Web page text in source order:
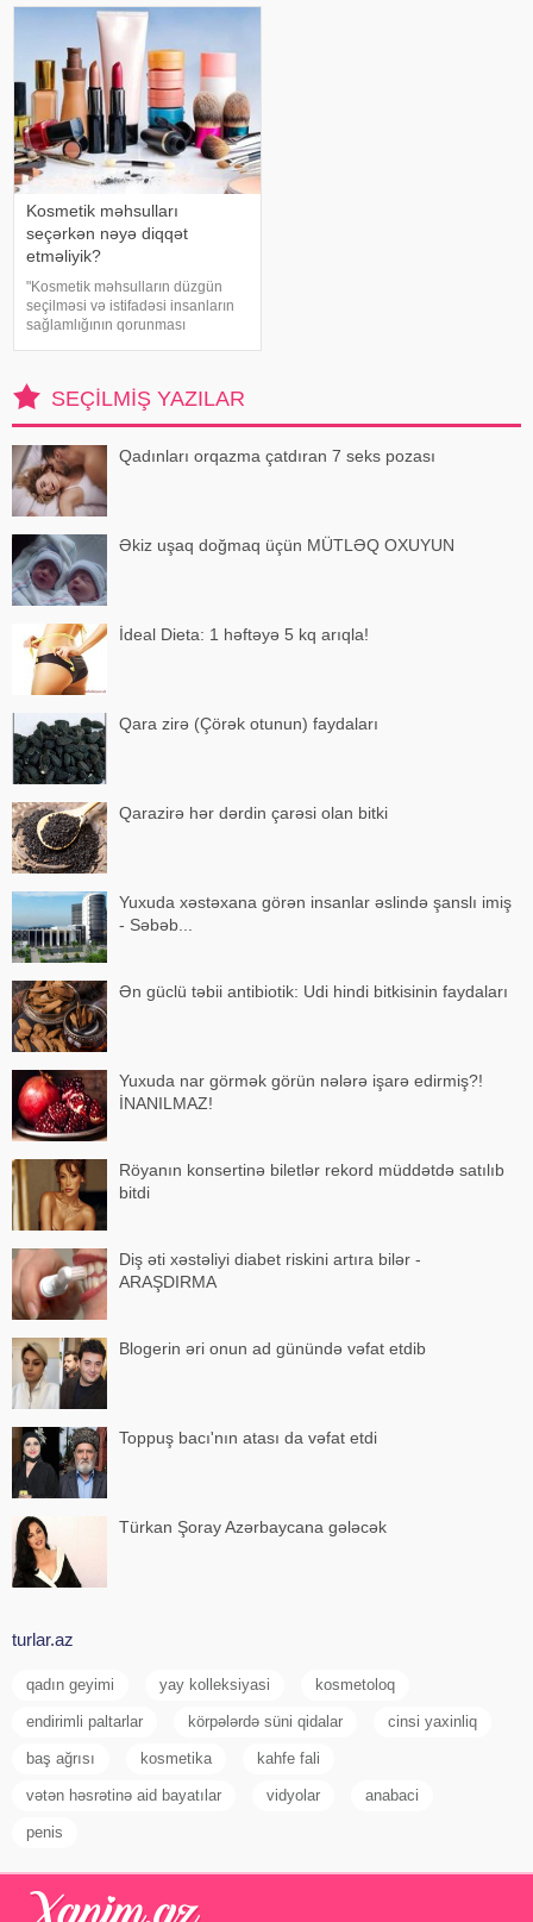
qan azlığı, qalxanabənzər vəz
xəstəlikləri, şəkərl
Kosmetik məhsulları
seçərkən nəyə diqqət
etməliyik?
"Kosmetik məhsulların düzgün
seçilməsi və istifadəsi insanların
sağlamlığının qorunması
Səhiyyə Nazirliyinin rəsmi
"Instagram" hesabınd
SEÇILMIŞ YAZILAR
Qadınları orqazma çatdıran 7 seks pozası
Əkiz uşaq doğmaq üçün MÜTLƏQ OXUYUN
İdeal Dieta: 1 həftəyə 5 kq arıqla!
Qara zirə (Çörək otunun) faydaları
Qarazirə hər dərdin çarəsi olan bitki
Yuxuda xəstəxana görən insanlar əslində şanslı imiş
- Səbəb...
Ən güclü təbii antibiotik: Udi hindi bitkisinin faydaları
Yuxuda nar görmək görün nələrə işarə edirmiş?!
İNANILMAZ!
Röyanın konsertinə biletlər rekord müddətdə satılıb
bitdi
Diş əti xəstəliyi diabet riskini artıra bilər -
ARAŞDIRMA
Blogerin əri onun ad günündə vəfat etdib
Toppuş bacı'nın atası da vəfat etdi
Türkan Şoray Azərbaycana gələcək
turlar.az
qadın geyimi yay kolleksiyasi kosmetoloq
endirimli paltarlar körpələrdə süni qidalar cinsi yaxinliq
baş ağrısı kosmetika kahfe fali
vətən həsrətinə aid bayatılar vidyolar anabaci
penis